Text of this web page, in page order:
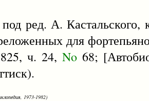
ред. А.
для
ч. 24,No 68;
1973-1982)